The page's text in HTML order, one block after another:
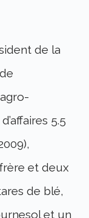
de la
5.5
et deux
de blé,
et un